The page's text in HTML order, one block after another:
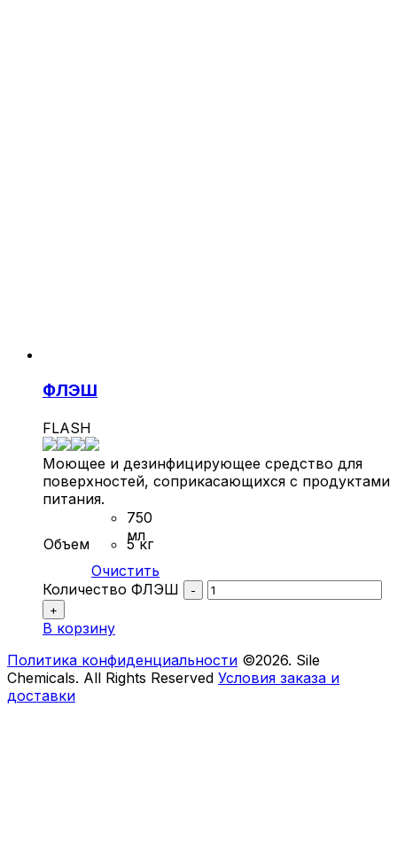
ФЛЭШ
FLASH
Моющее и дезинфицирующее средство для
поверхностей, соприкасающихся с продуктами
питания.
Объем
750
мл
5 кг
Очистить
Количество ФЛЭШ
-
+
В корзину
Политика конфиденциальности ©2026. Sile
Chemicals. All Rights Reserved Условия заказа и
доставки